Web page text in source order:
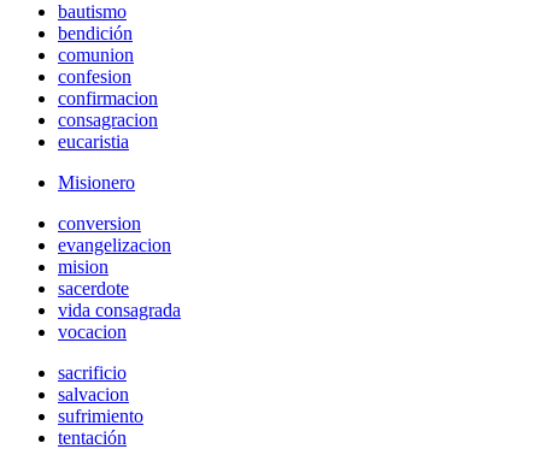
bautismo
bendición
comunion
confesion
confirmacion
consagracion
eucaristia
Misionero
conversion
evangelizacion
mision
sacerdote
vida consagrada
vocacion
sacrificio
salvacion
sufrimiento
tentación